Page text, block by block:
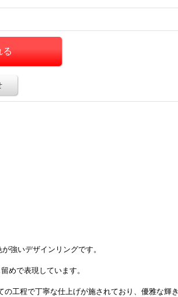
強いデザインリングです。
めで表現しています。
工程で丁寧な仕上げが施されており、優雅な輝き